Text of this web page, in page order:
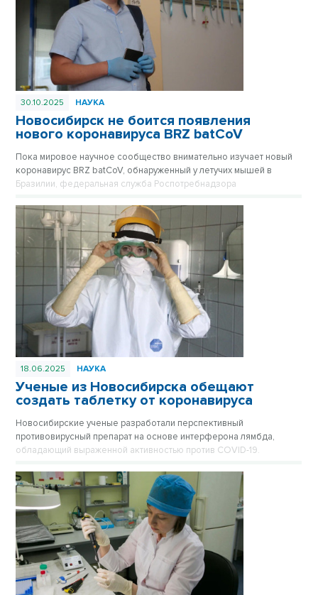
30.10.2025 НАУКА
Новосибирск не боится появления
нового коронавируса BRZ batCoV
Пока мировое научное сообщество внимательно изучает новый
коронавирус BRZ batCoV, обнаруженный у летучих мышей в
Бразилии, федеральная служба Роспотребнадзора
оперативном контроле.
18.06.2025 НАУКА
Ученые из Новосибирска обещают
создать таблетку от коронавируса
Новосибирские ученые разработали перспективный
противовирусный препарат на основе интерферона лямбда,
обладающий выраженной активностью против COVID-19.